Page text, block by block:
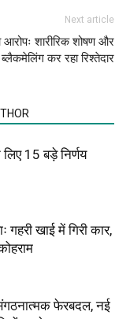
Next article
आरोपः शारीरिक शोषण और
ब्लैकमेलिंग कर रहा रिश्तेदार
15 बड़े निर्णय
गहरी खाई में गिरी कार,
फेरबदल, नई